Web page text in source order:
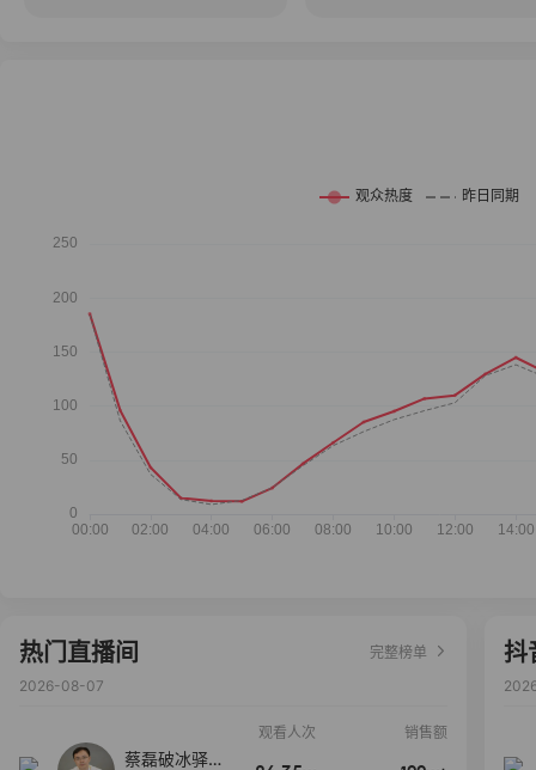
热门直播间
完整榜单
2026-08-07
观看人次 销售额
蔡磊破冰驿站
抖